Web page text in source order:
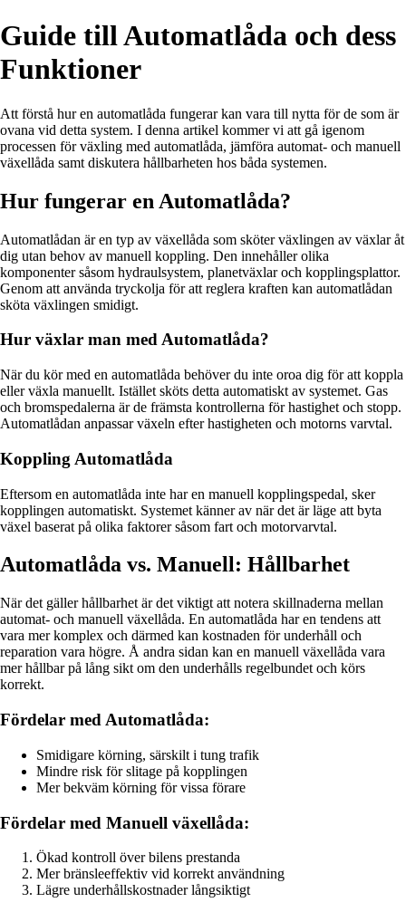
Guide till Automatlåda och dess
Funktioner
Att förstå hur en automatlåda fungerar kan vara till nytta för de som är
ovana vid detta system. I denna artikel kommer vi att gå igenom
processen för växling med automatlåda, jämföra automat- och manuell
växellåda samt diskutera hållbarheten hos båda systemen.
Hur fungerar en Automatlåda?
Automatlådan är en typ av växellåda som sköter växlingen av växlar åt
dig utan behov av manuell koppling. Den innehåller olika
komponenter såsom hydraulsystem, planetväxlar och kopplingsplattor.
Genom att använda tryckolja för att reglera kraften kan automatlådan
sköta växlingen smidigt.
Hur växlar man med Automatlåda?
När du kör med en automatlåda behöver du inte oroa dig för att koppla
eller växla manuellt. Istället sköts detta automatiskt av systemet. Gas
och bromspedalerna är de främsta kontrollerna för hastighet och stopp.
Automatlådan anpassar växeln efter hastigheten och motorns varvtal.
Koppling Automatlåda
Eftersom en automatlåda inte har en manuell kopplingspedal, sker
kopplingen automatiskt. Systemet känner av när det är läge att byta
växel baserat på olika faktorer såsom fart och motorvarvtal.
Automatlåda vs. Manuell: Hållbarhet
När det gäller hållbarhet är det viktigt att notera skillnaderna mellan
automat- och manuell växellåda. En automatlåda har en tendens att
vara mer komplex och därmed kan kostnaden för underhåll och
reparation vara högre. Å andra sidan kan en manuell växellåda vara
mer hållbar på lång sikt om den underhålls regelbundet och körs
korrekt.
Fördelar med Automatlåda:
Smidigare körning, särskilt i tung trafik
Mindre risk för slitage på kopplingen
Mer bekväm körning för vissa förare
Fördelar med Manuell växellåda:
Ökad kontroll över bilens prestanda
Mer bränsleeffektiv vid korrekt användning
Lägre underhållskostnader långsiktigt